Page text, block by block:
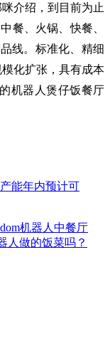
介绍，到目前为止
餐、火锅、快餐、
线。标准化、精细
化扩张，具有成本
机器人煲仔饭餐厅
能年内预计可
机器人中餐厅
人做的饭菜吗？